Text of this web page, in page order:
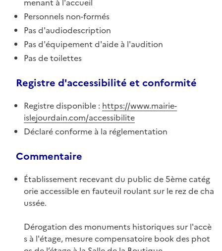
Personnels non-formés
Pas d'audiodescription
Pas d'équipement d'aide à l'audition
Pas de toilettes
Registre d'accessibilité et conformité
Registre disponible : https://www.mairie-
islejourdain.com/accessibilite
Déclaré conforme à la réglementation
Commentaire
Établissement recevant du public de 5ème catég
orie accessible en fauteuil roulant sur le rez de cha
ussée.
Dérogation des monuments historiques sur l'accè
s à l'étage, mesure compensatoire book des phot